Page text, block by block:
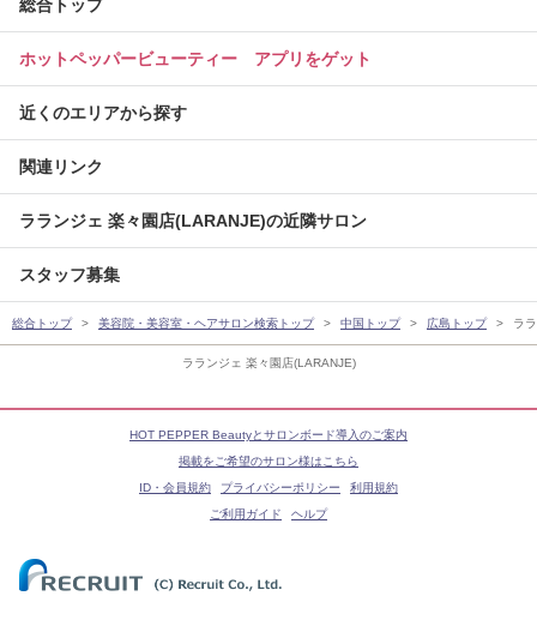
ラランジェ 楽々園店(LARANJE)
総合トップ
ホットペッパービューティー アプリをゲット
近くのエリアから探す
関連リンク
ラランジェ 楽々園店(LARANJE)の近隣サロン
スタッフ募集
総合トップ 美容院・美容室・ヘアサロン検索トップ 中国トップ 広島トップ ラ
HOT PEPPER Beautyとサロンボード導入のご案内
掲載をご希望のサロン様はこちら
ID・会員規約
プライバシーポリシー
利用規約
ご利用ガイド
ヘルプ